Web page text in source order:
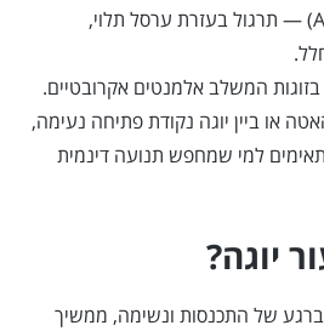
יוגה ערסלים (Aerial) — תרגול בעזרת ערסל תלוי,
המשלב אלמנטים אקרובטיים.
או ביין יוגה נקודת פתיחה נעימה,
למי שמחפש תנועה דינמית
יוגה?
ברגע של התכנסות ונשימה, ממשיך